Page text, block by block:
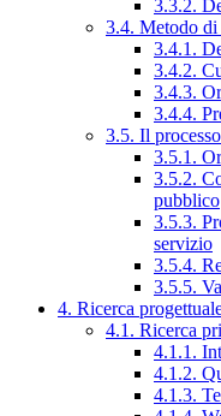
3.3.2.
3.4. Metodo
3.4.1.
3.4.2.
3.4.3.
3.4.4.
3.5. Il
3.5.1.
3.5.2.
pubblico
3.5.3.
servizio
3.5.4.
3.5.5.
4. Ricerca
4.1. Ricerca
4.1.1.
4.1.2.
4.1.3.